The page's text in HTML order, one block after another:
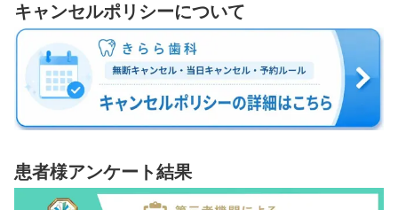
キャンセルポリシーについて
患者様アンケート結果